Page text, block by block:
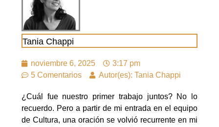
Tania Chappi
noviembre 6, 2025
3:17 pm
5 Comentarios
Autor(es): Tania Chappi
¿Cuál fue nuestro primer trabajo juntos? No lo
recuerdo. Pero a partir de mi entrada en el equipo
de Cultura, una oración se volvió recurrente en mi